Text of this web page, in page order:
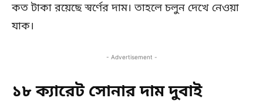
কত টাকা রয়েছে স্বর্ণের দাম। তাহলে চলুন দেখে নেওয়া
যাক।
- Advertisement -
১৮ ক্যারেট সোনার দাম দুবাই